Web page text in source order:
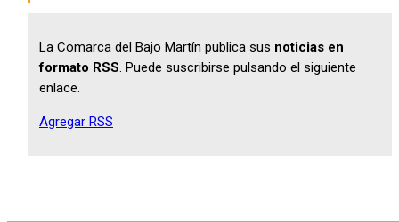
La Comarca del Bajo Martín publica sus noticias en
formato RSS. Puede suscribirse pulsando el siguiente
enlace.
Agregar RSS